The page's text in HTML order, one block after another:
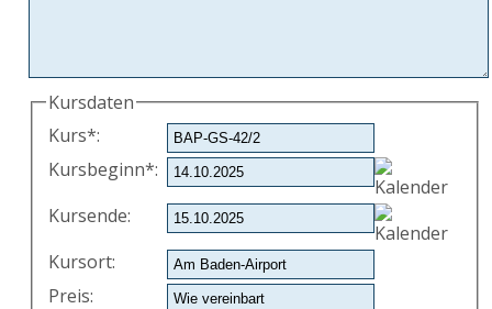
Kursdaten
Kurs*:
Kursbeginn*:
Kursende:
Kursort:
Preis: